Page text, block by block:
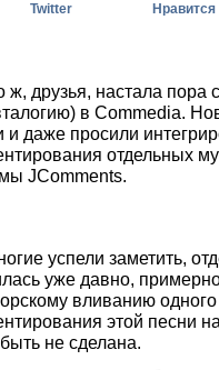
Twitter Нравится
ж, друзья, настала
в Commedia.
и даже просили
отдельных
JComments.
успели заметить,
уже давно,
вливанию
этой песни
не сделана.